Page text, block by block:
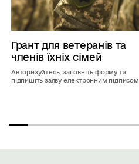
Грант для ветеранів та
членів їхніх сімей
Авторизуйтесь, заповніть форму та
підпишіть заяву електронним підписом